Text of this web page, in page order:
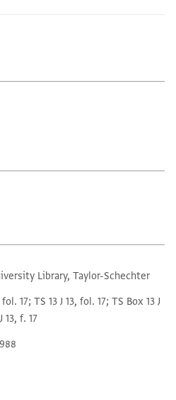
Library, Taylor-Schechter
17; TS 13 J 13, fol. 17; TS Box 13 J
13, f. 17